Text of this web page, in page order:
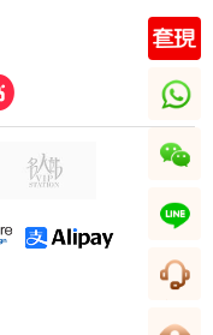
whatsapp